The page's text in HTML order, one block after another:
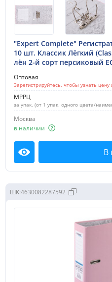
"Expert Complete"
10 шт. Классик Лёгкий
лён 2-й сорт персиковый
Оптовая
Зарегистрируйтесь, чтобы узнать
МРРЦ
за упак. (от 1 упак. одного цвета/
Москва
в наличии
Посмотреть В
ШК:4630082287592